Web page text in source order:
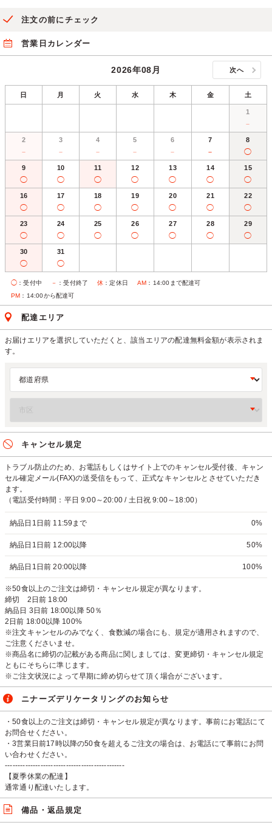
注文の前にチェック
営業日カレンダー
2026年08月 次へ
日 月 火 水 木 金 土
1
－
2
－
3
－
4
－
5
－
6
－
7
－
8
◯
9
◯
10
◯
11
◯
12
◯
13
◯
14
◯
15
◯
16
◯
17
◯
18
◯
19
◯
20
◯
21
◯
22
◯
23
◯
24
◯
25
◯
26
◯
27
◯
28
◯
29
◯
30
◯
31
◯
◯ ：受付中 － ：受付終了 休 ：定休日 AM ：14:00まで配達可
PM ：14:00から配達可
配達エリア
お届けエリアを選択していただくと、該当エリアの配達無料金額が表示されま
す。
キャンセル規定
トラブル防止のため、お電話もしくはサイト上でのキャンセル受付後、キャン
セル確定メール(FAX)の送受信をもって、正式なキャンセルとさせていただき
ます。
（電話受付時間：平日 9:00～20:00 / 土日祝 9:00～18:00）
納品日1日前 11:59まで 0%
納品日1日前 12:00以降 50%
納品日1日前 20:00以降 100%
※50食以上のご注文は締切・キャンセル規定が異なります。
締切 2日前 18:00
納品日 3日前 18:00以降 50％
2日前 18:00以降 100%
※注文キャンセルのみでなく、食数減の場合にも、規定が適用されますので、
ご注意くださいませ。
※商品名に締切の記載がある商品に関しましては、変更締切・キャンセル規定
ともにそちらに準じます。
※ご注文状況によって早期に締め切らせて頂く場合がございます。
ニナーズデリケータリングのお知らせ
・50食以上のご注文は締切・キャンセル規定が異なります。事前にお電話にて
お問合せください。
・3営業日前17時以降の50食を超えるご注文の場合は、お電話にて事前にお問
い合わせください。
-----------------------------------------------
【夏季休業の配達】
通常通り配達いたします。
備品・返品規定